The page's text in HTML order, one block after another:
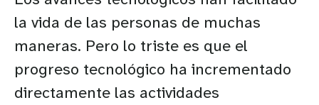
la vida de las personas de muchas
maneras. Pero lo triste es que el
progreso tecnológico ha incrementado
directamente las actividades